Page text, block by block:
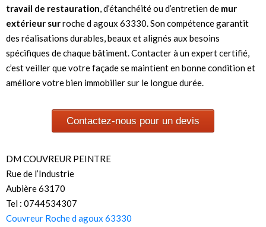
travail de restauration, d’étanchéité ou d’entretien de mur
extérieur surroche d agoux 63330. Son compétence garantit
des réalisations durables, beaux et alignés aux besoins
spécifiques de chaque bâtiment. Contacter à un expert certifié,
c’est veiller que votre façade se maintient en bonne condition et
améliore votre bien immobilier sur le longue durée.
Contactez-nous pour un devis
DM COUVREUR PEINTRE
Rue de l’Industrie
Aubière 63170
Tel : 0744534307
Couvreur Roche d agoux 63330